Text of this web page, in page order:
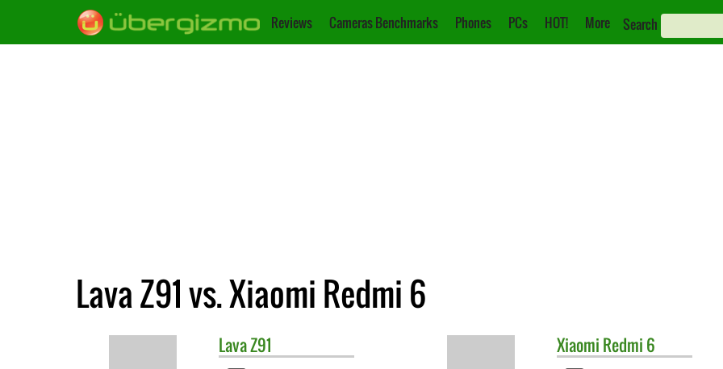
Reviews Cameras Benchmarks Phones PCs HOT! More Search
Lava Z91 vs. Xiaomi Redmi 6
LavaZ91 Xiaomi Redmi 6